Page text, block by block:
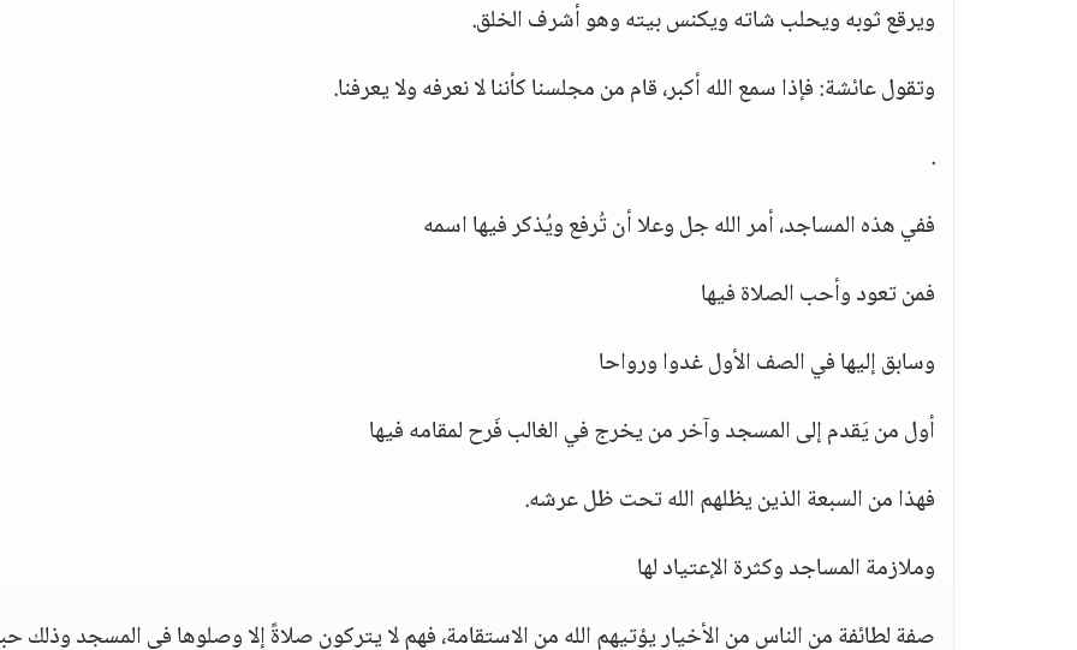
ويرقع ثوبه ويحلب شاته ويكنس بيته وهو أشرف الخلق.
وتقول عائشة: فإذا سمع الله أكبر، قام من مجلسنا كأننا لا نعرفه ولا يعرفنا.
.
ففي هذه المساجد، أمر الله جل وعلا أن تُرفع ويُذكر فيها اسمه
فمن تعود وأحب الصلاة فيها
وسابق إليها في الصف الأول غدوا ورواحا
أول من يَقدم إلى المسجد وآخر من يخرج في الغالب فَرح لمقامه فيها
فهذا من السبعة الذين يظلهم الله تحت ظل عرشه.
وملازمة المساجد وكثرة الإعتياد لها
صفة لطائفة من الناس من الأخيار يؤتيهم الله من الاستقامة، فهم لا يتركون صلاةً إلا وصلوها فى المسجد وذلك